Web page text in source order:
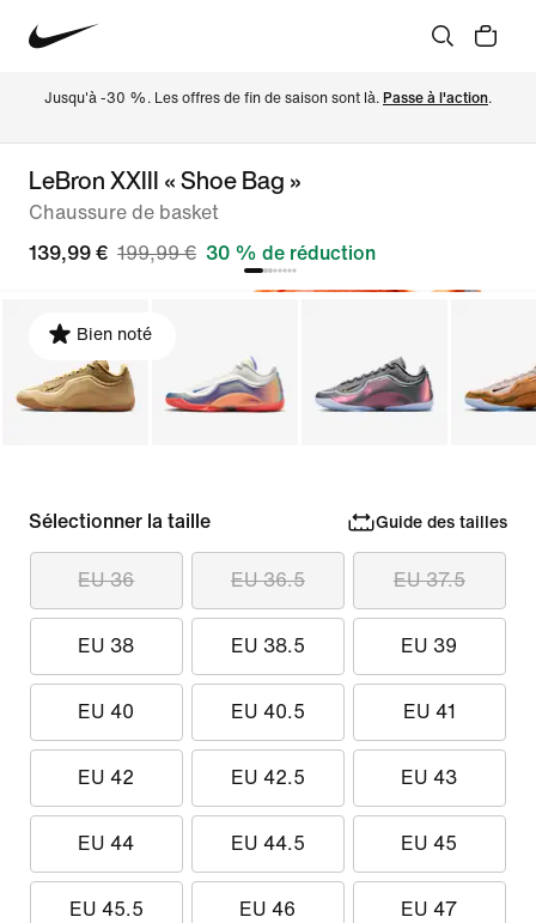
Jusqu'à -30 %. Les offres de fin de saison sont là. Passe à l'action.
LeBron XXIII « Shoe Bag »
Chaussure de basket
139,99 € 199,99 € 30 % de réduction
Bien noté
Sélectionner la taille Guide des tailles
EU 36 EU 36.5 EU 37.5
EU 38 EU 38.5 EU 39
EU 40 EU 40.5 EU 41
EU 42 EU 42.5 EU 43
EU 44 EU 44.5 EU 45
EU 45.5 EU 46 EU 47